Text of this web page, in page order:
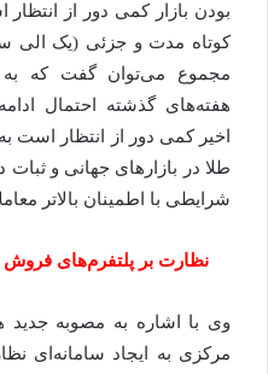
بودن بازار کمی دور از
کوتاه مدت و جزئی (یک الی
مجموع می‌توان گفت که
هفته‌های گذشته احتمال
اخیر کمی دور از انتظار است
طلا در بازارهای جهانی و ثبات
شرایطی با اطمینان بالاتر
نظارت بر پلتفرم‌های فروش
وی با اشاره به مصوبه جدید
مرکزی به ایجاد سامانه‌ای